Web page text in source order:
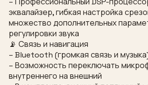
эквалайзер, гибкая настройка
множество дополнительных
регулировки звука
📡 Связь и навигация
– Bluetooth (громкая связь и
– Возможность переключать
внутреннего на внешний